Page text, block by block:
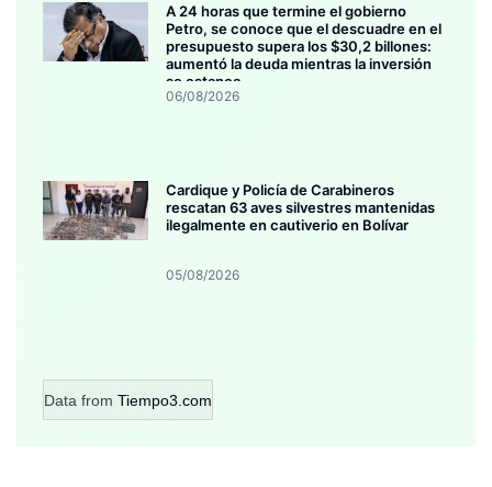
A 24 horas que termine el gobierno
Petro, se conoce que el descuadre en el
presupuesto supera los $30,2 billones:
aumentó la deuda mientras la inversión
se estanca
06/08/2026
Cardique y Policía de Carabineros
rescatan 63 aves silvestres mantenidas
ilegalmente en cautiverio en Bolívar
05/08/2026
Data from Tiempo3.com